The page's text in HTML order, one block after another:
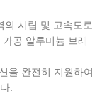
의 시립 및 고속도로
공 알루미늄 브래
을 완전히 지원하여
.